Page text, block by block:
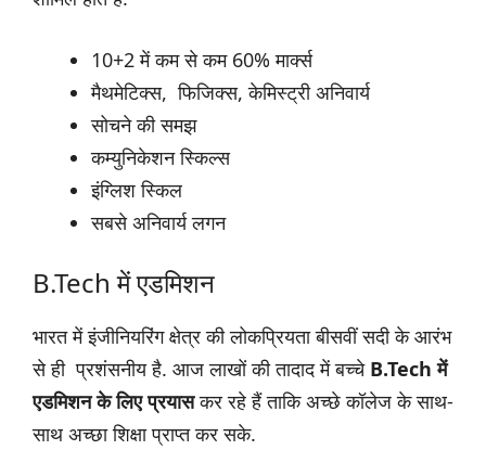
10+2 में कम से कम 60% मार्क्स
मैथमेटिक्स, फिजिक्स, केमिस्ट्री अनिवार्य
सोचने की समझ
कम्युनिकेशन स्किल्स
इंग्लिश स्किल
सबसे अनिवार्य लगन
B.Tech में एडमिशन
भारत में इंजीनियरिंग क्षेत्र की लोकप्रियता बीसवीं सदी के आरंभ
से ही प्रशंसनीय है. आज लाखों की तादाद में बच्चे B.Tech में
एडमिशन के लिए प्रयासकर रहे हैं ताकि अच्छे कॉलेज के साथ-
साथ अच्छा शिक्षा प्राप्त कर सके.